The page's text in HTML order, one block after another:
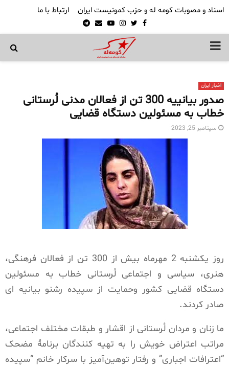
اسناد و مصوبات کومه له و حزب کمونیست ایران ارتباط با ما
Facebook
Twitter
Instagram
Youtube
Email
Telegram
PRIMARY
اخبار ایران
صدور بیانییه 300 تن از فعالان مدنی لُرستانی
خطاب به مسئولین دستگاه قضایی
سپتامبر 25, 2023
روز یکشنبه 2 مهرماه بیش از 300 تن از فعالان فرهنگی،
هنری، سیاسی و اجتماعی لُرستانی خطاب به مسئولین
دستگاه قضایی کشور وحمایت از سپیده رشنو بیانیه ای
صادر کردند.
ما زنان و مردان لُرستانی از اقشار و طبقات مختلف اجتماعی،
مراتب اعتراض خویش را به تهیه کنندگان برنامهٔ مضحک
“اعترافات اجباری” و رفتار توهین‌آمیز با سرکار خانم “سپیده